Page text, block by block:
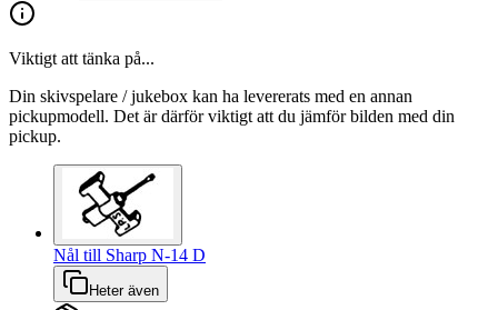
Viktigt att tänka på...
Din skivspelare / jukebox kan ha levererats med en annan
pickupmodell. Det är därför viktigt att du jämför bilden med din
pickup.
Nål till Sharp N-14 D
Heter även